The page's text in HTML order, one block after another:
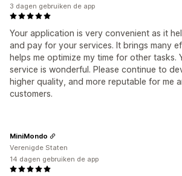
Your application is very convenient as it
and pay for your services. It brings many
helps me optimize my time for other tasks.
service is wonderful. Please continue to
higher quality, and more reputable for me
customers.
3 dagen gebruiken de app
MiniMondo
Verenigde Staten
14 dagen gebruiken de app